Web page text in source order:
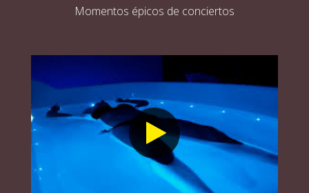
Momentos épicos de conciertos